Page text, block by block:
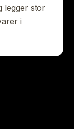
legger stor
i